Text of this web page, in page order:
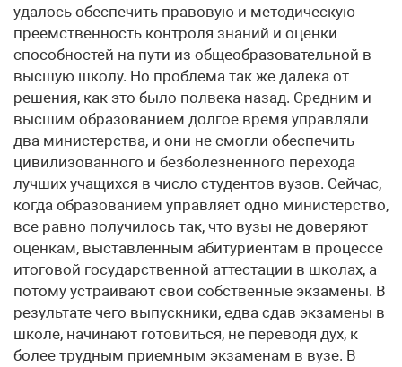
удалось обеспечить правовую и методическую
преемственность контроля знаний и оценки
способностей на пути из общеобразовательной в
высшую школу. Но проблема так же далека от
решения, как это было полвека назад. Средним и
высшим образованием долгое время управляли
два министерства, и они не смогли обеспечить
цивилизованного и безболезненного перехода
лучших учащихся в число студентов вузов. Сейчас,
когда образованием управляет одно министерство,
все равно получилось так, что вузы не доверяют
оценкам, выставленным абитуриентам в процессе
итоговой государственной аттестации в школах, а
потому устраивают свои собственные экзамены. В
результате чего выпускники, едва сдав экзамены в
школе, начинают готовиться, не переводя дух, к
более трудным приемным экзаменам в вузе. В